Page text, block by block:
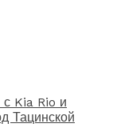
Kia Rio и
Тацинской